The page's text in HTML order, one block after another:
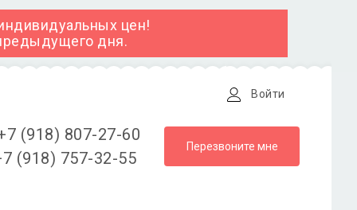
цен!
дня.
Войти
Перезвоните мне
(918) 807-27-60
(918) 757-32-55